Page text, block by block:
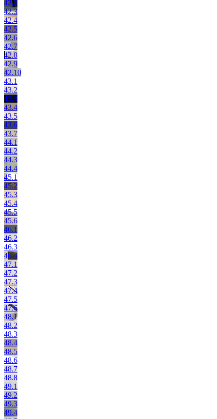
42.2
42.3
42.4
42.5
42.6
42.7
42.8
42.9
42.10
43.1
43.2
43.3
43.4
43.5
43.6
43.7
44.1
44.2
44.3
44.4
45.1
45.2
45.3
45.4
45.5
45.6
46.1
46.2
46.3
46.4
47.1
47.2
47.3
47.4
47.5
47.6
48.1
48.2
48.3
48.4
48.5
48.6
48.7
48.8
49.1
49.2
49.3
49.4